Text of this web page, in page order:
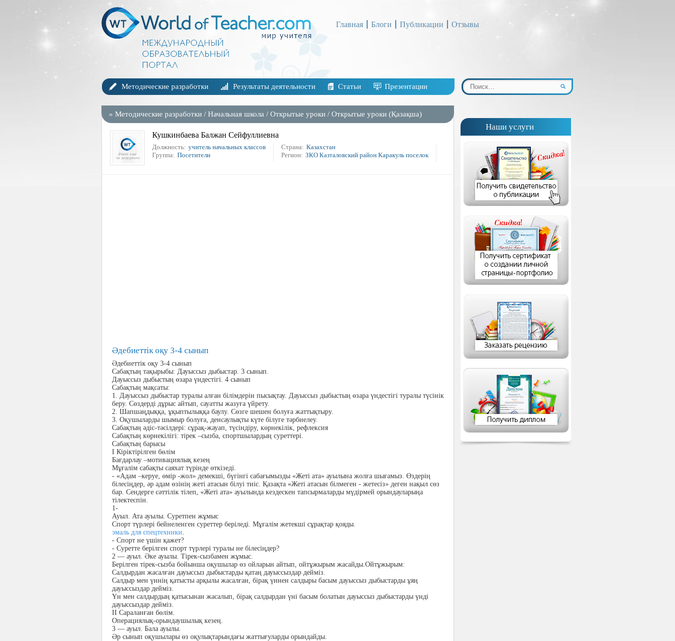
Главная Блоги Публикации Отзывы
Методические разработки Результаты деятельности Статьи Презентации
» Методические разработки / Начальная школа / Открытые уроки / Открытые уроки (Қазақша)
Кушкинбаева Балжан Сейфуллиевна
Должность: учитель начальных классов
Группа: Посетители
Страна: Казахстан
Регион: ЗКО Казталовский район Каракуль поселок
Әдебиеттік оқу 3-4 сынып
Әдебиеттік оқу 3-4 сынып
Сабақтың тақырыбы: Дауыссыз дыбыстар. 3 сынып.
Дауыссыз дыбыстың өзара үндестігі. 4 сынып
Сабақтың мақсаты:
1. Дауыссыз дыбыстар туралы алған білімдерін пысықтау. Дауыссыз дыбыстың өзара үндестігі туралы түсінік
беру. Сөздерді дұрыс айтып, сауатты жазуға үйрету.
2. Шапшаңдыққа, ұқыптылыққа баулу. Сөзге шешен болуға жаттықтыру.
3. Оқушыларды шымыр болуға, денсаулықты күте білуге тәрбиелеу.
Сабақтың әдіс-тәсілдері: сұрақ-жауап, түсіндіру, көрнекілік, рефлексия
Сабақтың көрнекілігі: тірек –сызба, спортшылардың суреттері.
Сабақтың барысы
І Кіріктірілген бөлім
Бағдарлау –мотивациялық кезең
Мұғалім сабақты саяхат түрінде өткізеді.
- «Адам –керуе, өмір -жол» демекші, бүгінгі сабағымызды «Жеті ата» ауылына жолға шығамыз. Өздерің
білесіңдер, әр адам өзінің жеті атасын білуі тиіс. Қазақта «Жеті атасын білмеген - жетесіз» деген нақыл сөз
бар. Сендерге сәттілік тілеп, «Жеті ата» ауылында кездескен тапсырмаларды мүдірмей орындауларыңа
тілектеспін.
1-
Ауыл. Ата ауылы. Суретпен жұмыс
Спорт түрлері бейнеленген суреттер беріледі. Мұғалім жетекші сұрақтар қояды.
эмаль для спецтехники.
- Спорт не үшін қажет?
- Суретте берілген спорт түрлері туралы не білесіңдер?
2 — ауыл. Әке ауылы. Тірек-сызбамен жұмыс.
Берілген тірек-сызба бойынша оқушылар өз ойларын айтып, ойтұжырым жасайды.Ойтұжырым:
Салдырдан жасалған дауыссыз дыбыстарды қатаң дауыссыздар дейміз.
Салдыр мен үннің қатысты арқылы жасалған, бірақ үннен салдыры басым дауыссыз дыбыстарды ұяң
дауыссыздар дейміз.
Үн мен салдырдың қатысынан жасалып, бірақ салдырдан үні басым болатын дауыссыз дыбыстарды үнді
дауыссыздар дейміз.
ІІ Сараланған бөлім.
Операциялық-орындаушылық кезең.
3 — ауыл. Бала ауылы.
Әр сынып оқушылары өз оқулықтарындағы жаттығуларды орындайды.
Наши услуги